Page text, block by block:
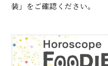
装」をご確認ください。